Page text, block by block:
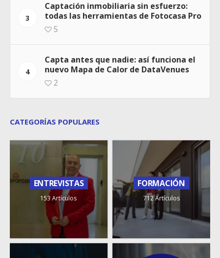
3
Captación inmobiliaria sin esfuerzo:
todas las herramientas de Fotocasa Pro
5
4
Capta antes que nadie: así funciona el
nuevo Mapa de Calor de DataVenues
2
CATEGORÍAS POPULARES
ENTREVISTAS
153 Artículos
FORMACIÓN
712 Artículos